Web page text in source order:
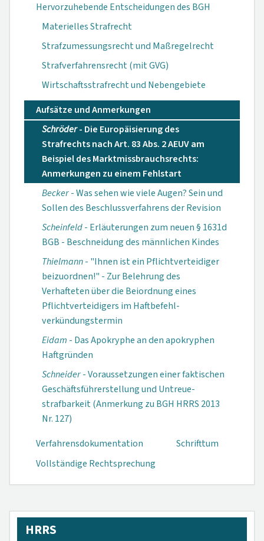
Hervorzuhebende Entscheidungen des BGH
Materielles Strafrecht
Strafzumessungsrecht und Maßregelrecht
Strafverfahrensrecht (mit GVG)
Wirtschaftsstrafrecht und Nebengebiete
Aufsätze und Anmerkungen
Schröder- Die Europäisierung des
Strafrechts nach Art. 83 Abs. 2 AEUV am
Beispiel des Markt­missbrauchs­rechts:
Anmerkungen zu einem Fehlstart
Becker- Was sehen wie viele Augen? Sein und
Sollen des Beschluss­verfahrens der Revision
Scheinfeld- Erläuterungen zum neuen § 1631d
BGB - Beschneidung des männlichen Kindes
Thielmann- "Ihnen ist ein Pflichtverteidiger
beizuordnen!" - Zur Belehrung des
Verhafteten über die Beiordnung eines
Pflichtverteidigers im Haftbefehl­
verkündungs­termin
Eidam - Das Apokryphe an den apokryphen
Haftgründen
Schneider- Voraus­setzungen einer faktischen
Geschäfts­führer­stellung und Untreue­
strafbarkeit (Anmerkung zu BGH HRRS 2013
Nr. 127)
Verfahrensdokumen­tation
Schrifttum
Vollständige Rechtsprechung
HRRS